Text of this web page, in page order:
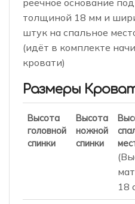
реечное основание
толщиной 18 мм и
штук на спальное
(идёт в комплекте
кровати)
Размеры
Высота
головной
спинки
Высота
ножной
спинки
18